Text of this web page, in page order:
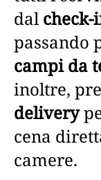
dalcheck-
passando
campi da
inoltre,
delivery
cena
camere.